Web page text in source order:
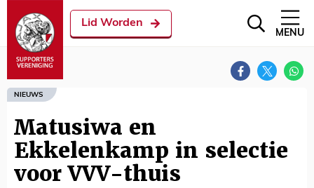
Lid Worden
MENU
NIEUWS
Matusiwa en
Ekkelenkamp in selectie
voor VVV-thuis